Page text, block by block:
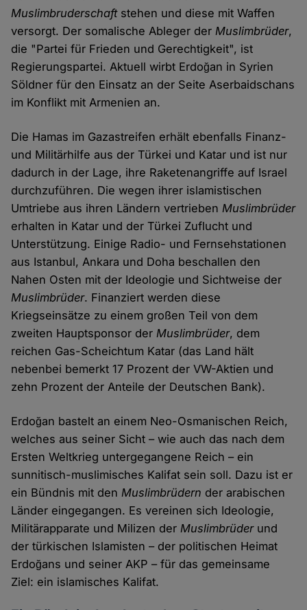
Muslimbruderschaftstehen und diese mit Waffen
versorgt. Der somalische Ableger derMuslimbrüder,
die "Partei für Frieden und Gerechtigkeit", ist
Regierungspartei. Aktuell wirbt Erdoğan in Syrien
Söldner für den Einsatz an der Seite Aserbaidschans
im Konflikt mit Armenien an.
Die Hamas im Gazastreifen erhält ebenfalls Finanz-
und Militärhilfe aus der Türkei und Katar und ist nur
dadurch in der Lage, ihre Raketenangriffe auf Israel
durchzuführen. Die wegen ihrer islamistischen
Umtriebe aus ihren Ländern vertriebenMuslimbrüder
erhalten in Katar und der Türkei Zuflucht und
Unterstützung. Einige Radio- und Fernsehstationen
aus Istanbul, Ankara und Doha beschallen den
Nahen Osten mit der Ideologie und Sichtweise der
Muslimbrüder. Finanziert werden diese
Kriegseinsätze zu einem großen Teil von dem
zweiten Hauptsponsor derMuslimbrüder, dem
reichen Gas-Scheichtum Katar (das Land hält
nebenbei bemerkt 17 Prozent der VW-Aktien und
zehn Prozent der Anteile der Deutschen Bank).
Erdoğan bastelt an einem Neo-Osmanischen Reich,
welches aus seiner Sicht – wie auch das nach dem
Ersten Weltkrieg untergegangene Reich – ein
sunnitisch-muslimisches Kalifat sein soll. Dazu ist er
ein Bündnis mit denMuslimbrüdern der arabischen
Länder eingegangen. Es vereinen sich Ideologie,
Militärapparate und Milizen derMuslimbrüderund
der türkischen Islamisten – der politischen Heimat
Erdoğans und seiner AKP – für das gemeinsame
Ziel: ein islamisches Kalifat.